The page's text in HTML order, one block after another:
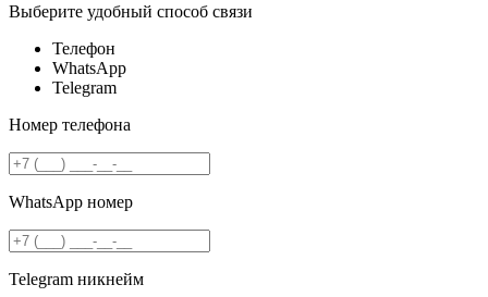
Выберите удобный способ связи
Телефон
WhatsApp
Telegram
Номер телефона
WhatsApp номер
Telegram никнейм